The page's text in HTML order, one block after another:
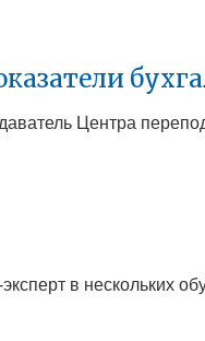
Центра
в нескольких